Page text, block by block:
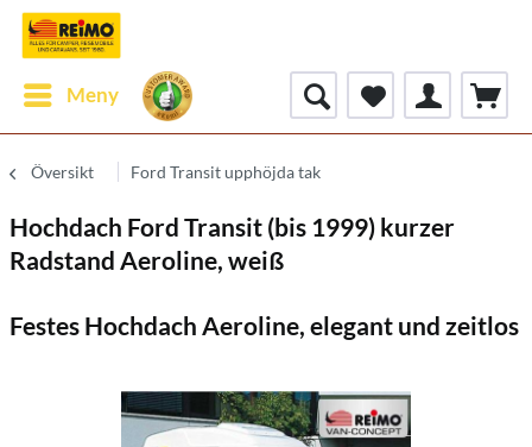
Meny
Översikt Ford Transit upphöjda tak
Hochdach Ford Transit (bis 1999) kurzer
Radstand Aeroline, weiß
Festes Hochdach Aeroline, elegant und zeitlos